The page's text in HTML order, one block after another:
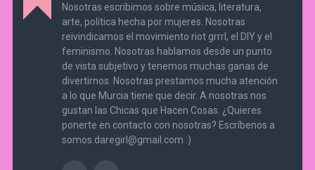
Nosotras escribimos sobre música, literatura,
arte, política hecha por mujeres. Nosotras
reivindicamos el movimiento riot grrrl, el DIY y el
feminismo. Nosotras hablamos desde un punto
de vista subjetivo y tenemos muchas ganas de
divertirnos. Nosotras prestamos mucha atención
a lo que Murcia tiene que decir. A nosotras nos
gustan las Chicas que Hacen Cosas. ¿Quieres
ponerte en contacto con nosotras? Escríbenos a
somos.daregirl@gmail.com :)